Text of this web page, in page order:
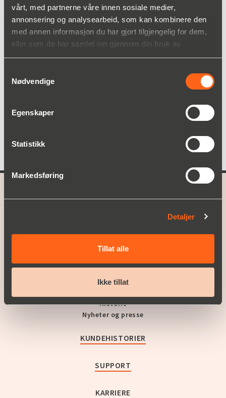
vårt, med partnerne våre innen sosiale medier,
annonsering og analysearbeid, som kan kombinere den
med annen informasjon du har gjort tilgjengelig for dem,
eller som de har samlet inn gjennom din bruk av
tjenestene deres.
Nødvendige
Egenskaper
Statistikk
Markedsføring
Detaljer
Tillat alle
Ikke tillat
Bruksområder
under transport
A part ofChristian Berner
Service
OPPLEV CHRISTIAN BERNER
Historie
Nyheter og presse
KUNDEHISTORIER
SUPPORT
KARRIERE